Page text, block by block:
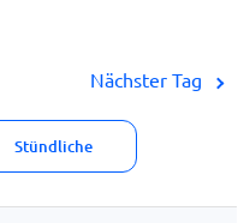
Stündliche
Nächster Tag